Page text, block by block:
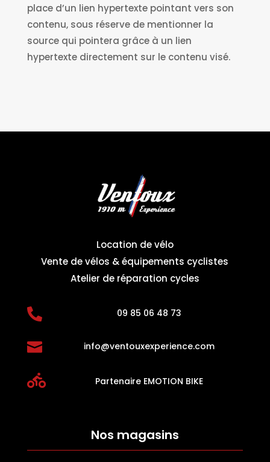
place d’un lien hypertexte pointant vers son
contenu, sous réserve de mentionner la
source qui pointera grâce à un lien
hypertexte directement sur le contenu visé.
Location de vélo
Vente de vélos & équipements cyclistes
Atelier de réparation cycles
 09 85 06 48 73
 info@ventouxexperience.com
 Partenaire EMOTION BIKE
Nos magasins